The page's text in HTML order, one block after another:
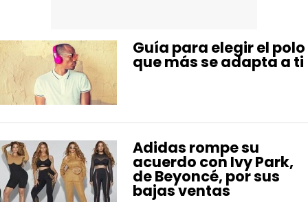
Guía para elegir el polo
que más se adapta a ti
Adidas rompe su
acuerdo con Ivy Park,
de Beyoncé, por sus
bajas ventas